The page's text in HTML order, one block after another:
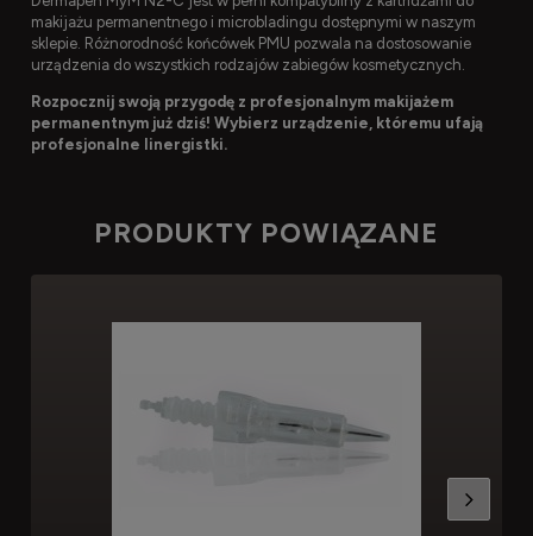
makijażu permanentnego i microbladingu dostępnymi w naszym
sklepie. Różnorodność końcówek PMU pozwala na dostosowanie
urządzenia do wszystkich rodzajów zabiegów kosmetycznych.
Rozpocznij swoją przygodę z profesjonalnym makijażem
permanentnym już dziś! Wybierz urządzenie, któremu ufają
profesjonalne linergistki.
PRODUKTY POWIĄZANE